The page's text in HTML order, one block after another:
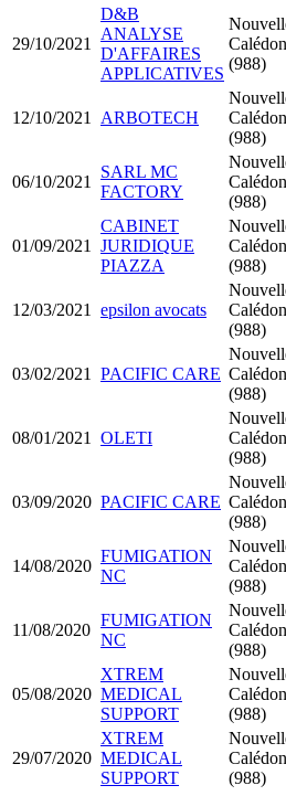
29/10/2021
D&B
ANALYSE
D'AFFAIRES
APPLICATIVES
(988)
12/10/2021 ARBOTECH
(988)
06/10/2021
SARL MC
FACTORY
(988)
01/09/2021
CABINET
JURIDIQUE
PIAZZA
(988)
12/03/2021 epsilon avocats
(988)
03/02/2021 PACIFIC CARE
(988)
08/01/2021 OLETI
(988)
03/09/2020 PACIFIC CARE
(988)
14/08/2020
FUMIGATION
NC
(988)
11/08/2020
FUMIGATION
NC
(988)
05/08/2020
XTREM
MEDICAL
SUPPORT
(988)
29/07/2020
XTREM
MEDICAL
SUPPORT
(988)